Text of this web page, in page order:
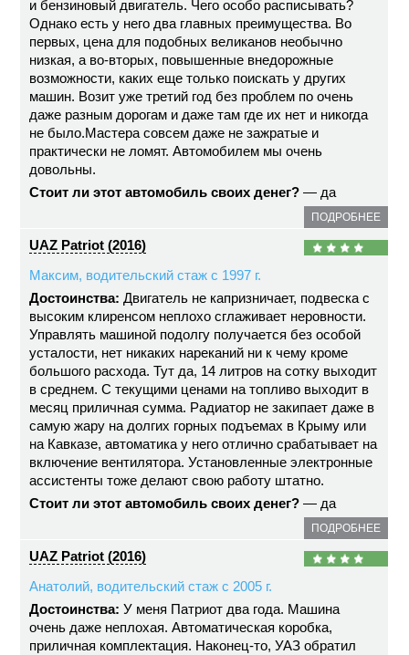
и бензиновый двигатель. Чего особо расписывать?
Однако есть у него два главных преимущества. Во
первых, цена для подобных великанов необычно
низкая, а во-вторых, повышенные внедорожные
возможности, каких еще только поискать у других
машин. Возит уже третий год без проблем по очень
даже разным дорогам и даже там где их нет и никогда
не было.Мастера совсем даже не зажратые и
практически не ломят. Автомобилем мы очень
довольны.
Стоит ли этот автомобиль своих денег? — да
ПОДРОБНЕЕ
UAZ Patriot (2016)
Максим, водительский стаж с 1997 г.
Достоинства: Двигатель не капризничает, подвеска с
высоким клиренсом неплохо сглаживает неровности.
Управлять машиной подолгу получается без особой
усталости, нет никаких нареканий ни к чему кроме
большого расхода. Тут да, 14 литров на сотку выходит
в среднем. С текущими ценами на топливо выходит в
месяц приличная сумма. Радиатор не закипает даже в
самую жару на долгих горных подъемах в Крыму или
на Кавказе, автоматика у него отлично срабатывает на
включение вентилятора. Установленные электронные
ассистенты тоже делают свою работу штатно.
Стоит ли этот автомобиль своих денег? — да
ПОДРОБНЕЕ
UAZ Patriot (2016)
Анатолий, водительский стаж с 2005 г.
Достоинства: У меня Патриот два года. Машина
очень даже неплохая. Автоматическая коробка,
приличная комплектация. Наконец-то, УАЗ обратил